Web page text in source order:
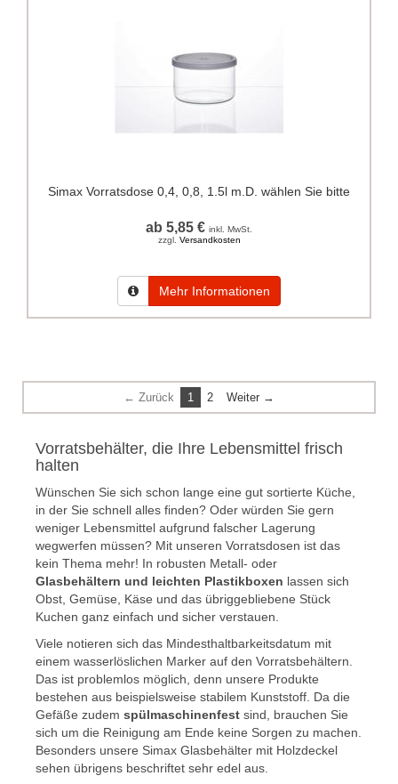
Simax Vorratsdose 0,4, 0,8, 1.5l m.D. wählen Sie bitte
ab 5,85 € inkl. MwSt.
zzgl. Versandkosten
Mehr Informationen
← Zurück 1 2 Weiter →
Vorratsbehälter, die Ihre Lebensmittel frisch
halten
Wünschen Sie sich schon lange eine gut sortierte Küche,
in der Sie schnell alles finden? Oder würden Sie gern
weniger Lebensmittel aufgrund falscher Lagerung
wegwerfen müssen? Mit unseren Vorratsdosen ist das
kein Thema mehr! In robusten Metall- oder
Glasbehältern und leichten Plastikboxen lassen sich
Obst, Gemüse, Käse und das übriggebliebene Stück
Kuchen ganz einfach und sicher verstauen.
Viele notieren sich das Mindesthaltbarkeitsdatum mit
einem wasserlöslichen Marker auf den Vorratsbehältern.
Das ist problemlos möglich, denn unsere Produkte
bestehen aus beispielsweise stabilem Kunststoff. Da die
Gefäße zudem spülmaschinenfest sind, brauchen Sie
sich um die Reinigung am Ende keine Sorgen zu machen.
Besonders unsere Simax Glasbehälter mit Holzdeckel
sehen übrigens beschriftet sehr edel aus.